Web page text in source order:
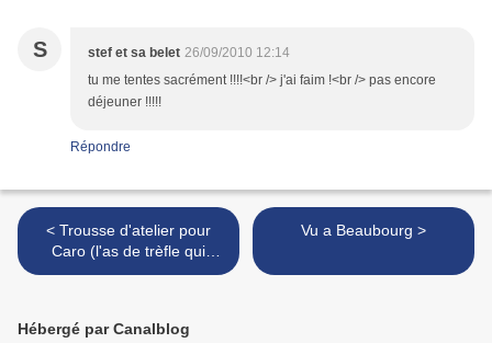
S stef et sa belet 26/09/2010 12:14
tu me tentes sacrément !!!!<br /> j'ai faim !<br /> pas encore
déjeuner !!!!!
Répondre
< Trousse d'atelier pour
Caro (l'as de trèfle qui
pique ...)
Vu a Beaubourg >
Hébergé par Canalblog